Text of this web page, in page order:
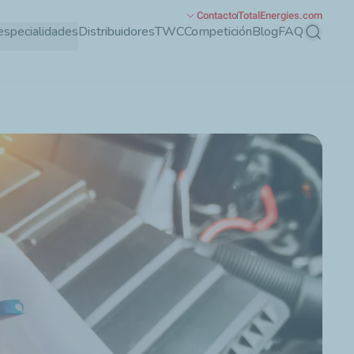
DistribuidoresTWCCompeticiónBlogFAQ Buscar
ContactoTotalEnergies.com